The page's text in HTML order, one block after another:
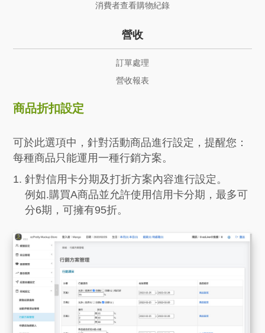
消費者查看購物紀錄
營收
訂單處理
營收報表
商品折扣設定
可於此選項中，針對活動商品進行設定，提醒您：
每種商品只能運用一種行銷方案。
針對信用卡分期及打折方案內容進行設定。
例如.購買A商品並允許使用信用卡分期，最多可
分6期，可擁有95折。